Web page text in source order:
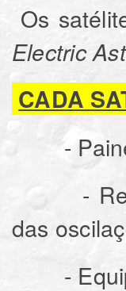
Os
Electric
CADA
-
-
das
-